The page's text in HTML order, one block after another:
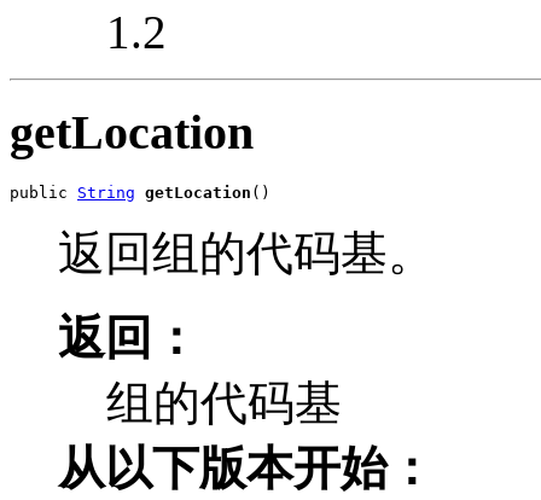
1.2
getLocation
public String getLocation ()
返回组的代码基。
返回：
组的代码基
从以下版本开始：